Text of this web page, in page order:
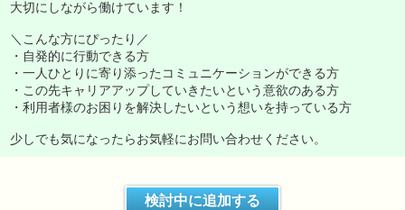
大切にしながら働けています！
＼こんな方にぴったり／
・自発的に行動できる方
・一人ひとりに寄り添ったコミュニケーションができる方
・この先キャリアアップしていきたいという意欲のある方
・利用者様のお困りを解決したいという想いを持っている方
少しでも気になったらお気軽にお問い合わせください。
検討中に追加する